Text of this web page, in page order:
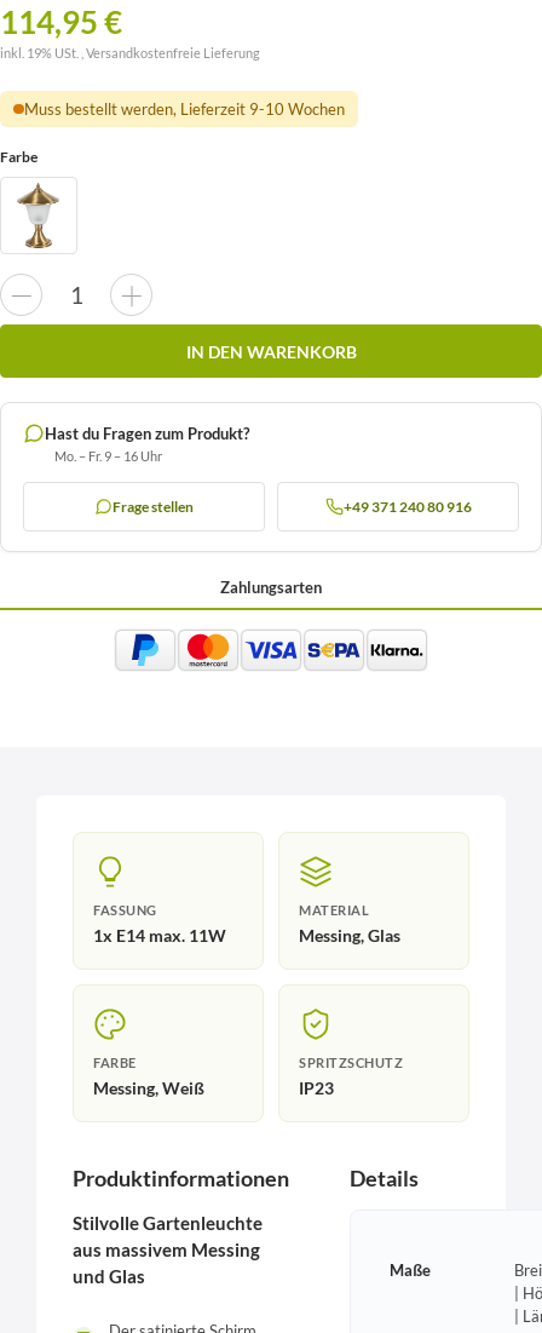
114,95 €
inkl. 19% USt. , Versandkostenfreie Lieferung
Muss bestellt werden, Lieferzeit 9-10 Wochen
Farbe
IN DEN WARENKORB
Hast du Fragen zum Produkt?
Mo. – Fr. 9 – 16 Uhr
Frage stellen +49 371 240 80 916
Zahlungsarten
FASSUNG
1x E14 max. 11W
MATERIAL
Messing, Glas
FARBE
Messing, Weiß
SPRITZSCHUTZ
IP23
Produktinformationen
Stilvolle Gartenleuchte
aus massivem Messing
und Glas
Details
Maße
|
|